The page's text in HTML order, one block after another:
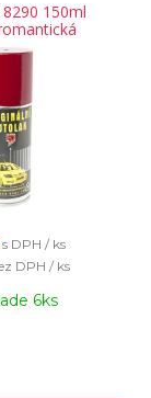
150ml
s DPH / ks
DPH / ks
6ks